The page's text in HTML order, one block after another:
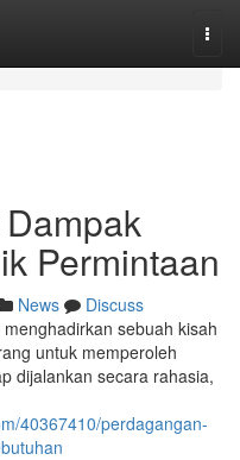
Permintaan
News
Discuss
sebuah kisah
untuk memperoleh
dijalankan secara rahasia,
40367410/perdagangan-